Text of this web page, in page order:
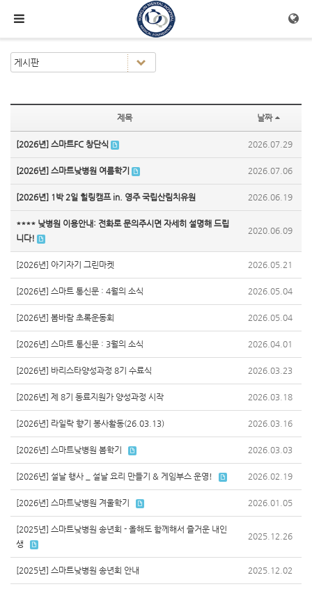
제목 날짜
[2026년] 스마트FC 창단식 2026.07.29
[2026년] 스마트낮병원 여름학기 2026.07.06
[2026년] 1박 2일 힐링캠프 in. 영주 국립산림치유원 2026.06.19
**** 낮병원 이용안내: 전화로 문의주시면 자세히 설명해 드립
니다!
2020.06.09
[2026년] 아기자기 그린마켓 2026.05.21
[2026년] 스마트 통신문 : 4월의 소식 2026.05.04
[2026년] 봄바람 초록운동회 2026.05.04
[2026년] 스마트 통신문 : 3월의 소식 2026.04.01
[2026년] 바리스타양성과정 8기 수료식 2026.03.23
[2026년] 제 8기 동료지원가 양성과정 시작 2026.03.18
[2026년] 라일락 향기 봉사활동(26.03.13) 2026.03.16
[2026년] 스마트낮병원 봄학기 2026.03.03
[2026년] 설날 행사 _ 설날 요리 만들기 & 게임부스 운영! 2026.02.19
[2026년] 스마트낮병원 겨울학기 2026.01.05
[2025년] 스마트낮병원 송년회 - 올해도 함께해서 즐거운 내인
생
2025.12.26
[2025년] 스마트낮병원 송년회 안내 2025.12.02